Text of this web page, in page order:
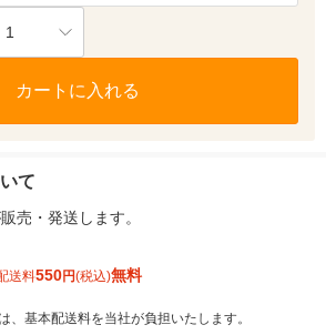
1
カートに入れる
て
売・発送します。
送料550円(税込)無料
、基本配送料を当社が負担いたします。